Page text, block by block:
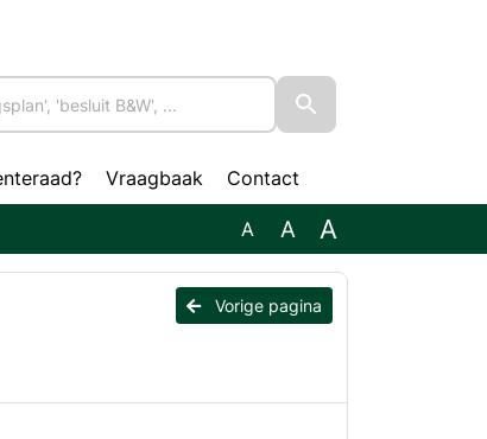
Vraagbaak Contact
A A A
Vorige pagina